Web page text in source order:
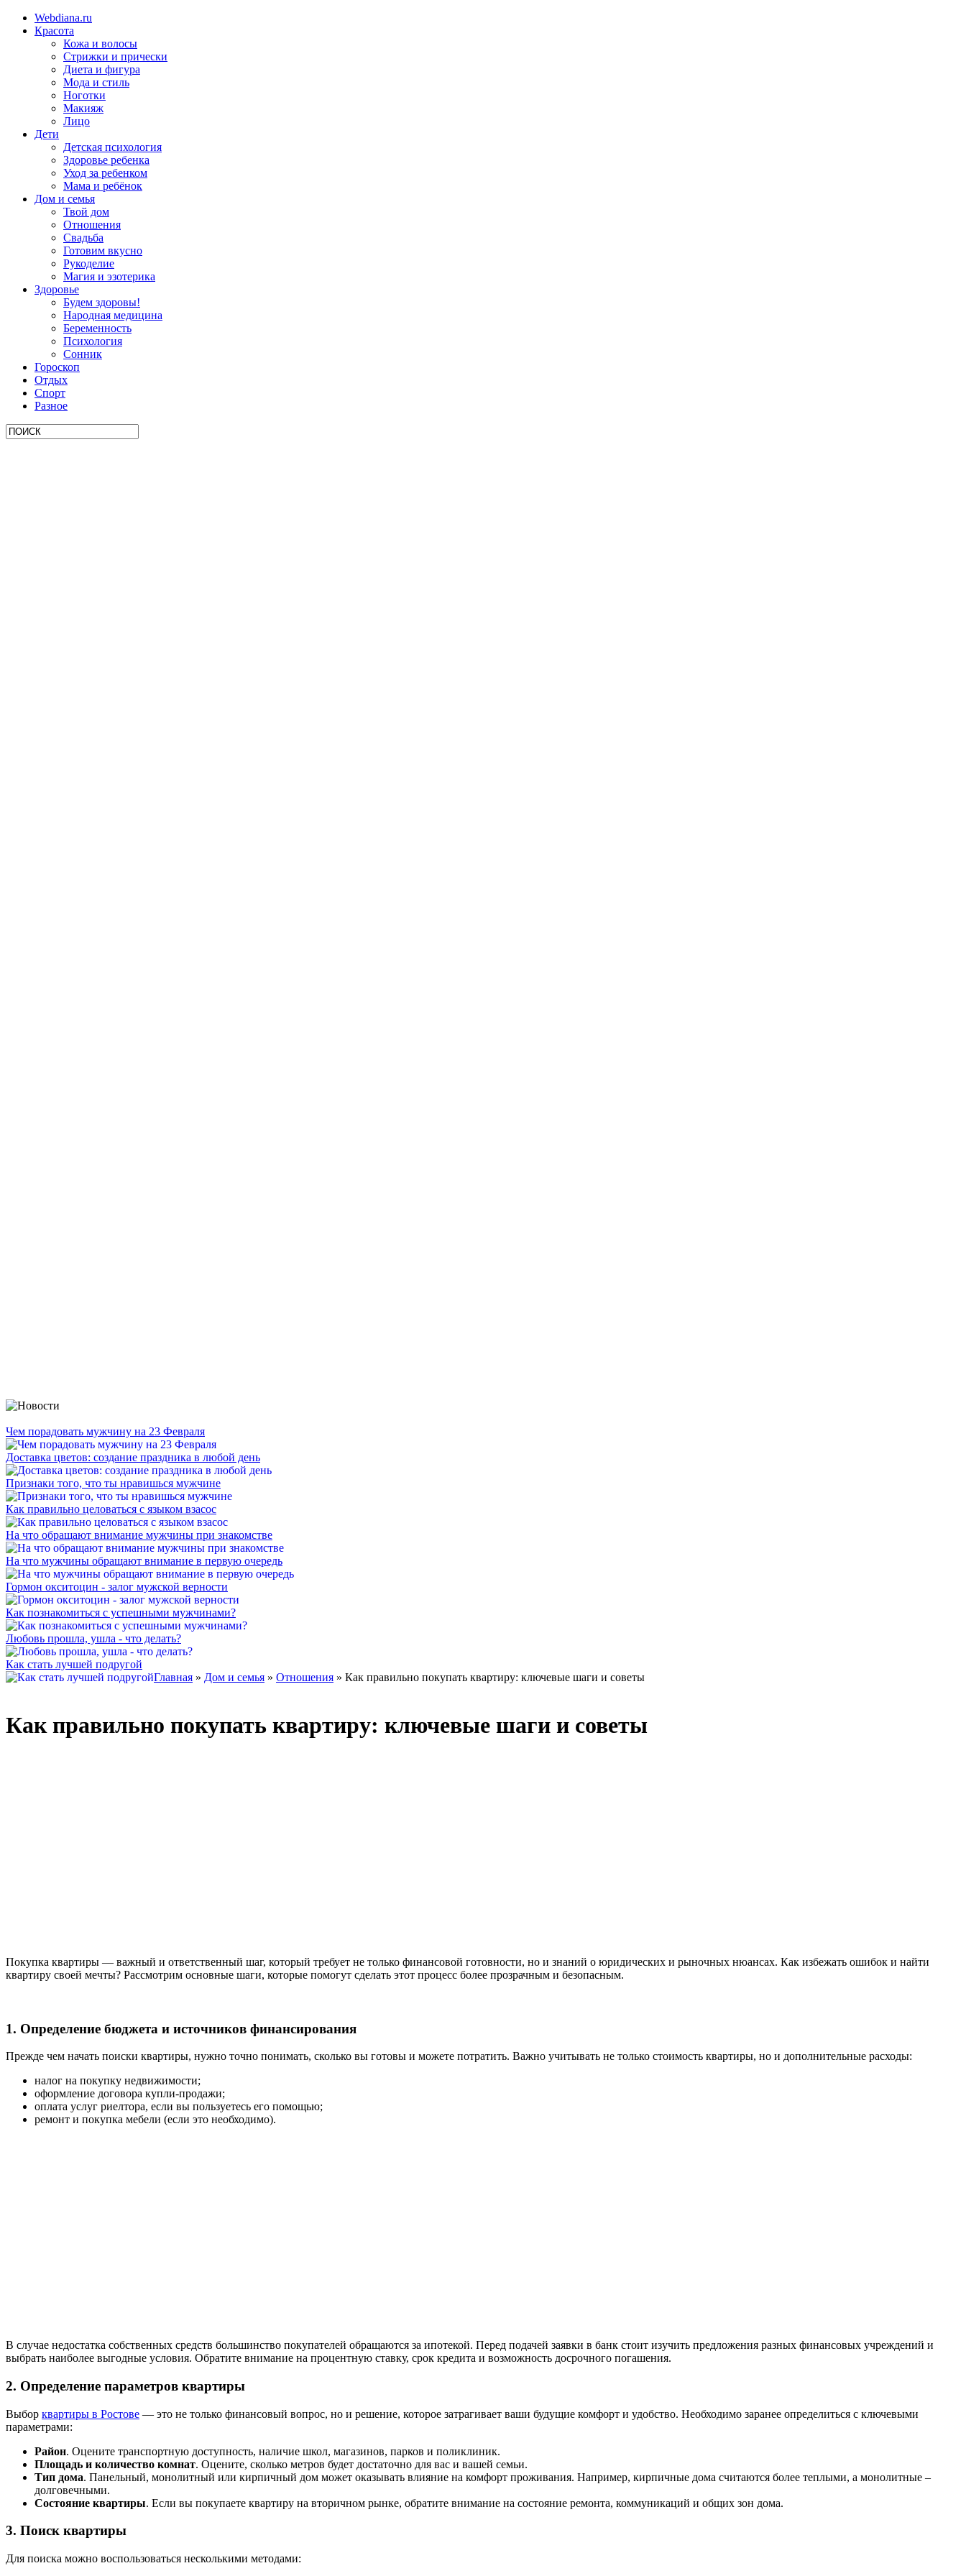
Webdiana.ru
Красота
Кожа и волосы
Стрижки и прически
Диета и фигура
Мода и стиль
Ноготки
Макияж
Лицо
Дети
Детская психология
Здоровье ребенка
Уход за ребенком
Мама и ребёнок
Дом и семья
Твой дом
Отношения
Свадьба
Готовим вкусно
Рукоделие
Магия и эзотерика
Здоровье
Будем здоровы!
Народная медицина
Беременность
Психология
Сонник
Гороскоп
Отдых
Спорт
Разное
Чем порадовать мужчину на 23 Февраля
Доставка цветов: cоздание праздника в любой день
Признаки того, что ты нравишься мужчине
Как правильно целоваться с языком взасос
На что обращают внимание мужчины при знакомстве
На что мужчины обращают внимание в первую очередь
Гормон окситоцин - залог мужской верности
Как познакомиться с успешными мужчинами?
Любовь прошла, ушла - что делать?
Как стать лучшей подругой
Главная » Дом и семья » Отношения » Как правильно покупать квартиру: ключевые шаги и советы
Как правильно покупать квартиру: ключевые шаги и советы
Покупка квартиры — важный и ответственный шаг, который требует не только финансовой готовности, но и знаний о юридических и рыночных нюансах. Как избежать ошибок и найти
квартиру своей мечты? Рассмотрим основные шаги, которые помогут сделать этот процесс более прозрачным и безопасным.
1. Определение бюджета и источников финансирования
Прежде чем начать поиски квартиры, нужно точно понимать, сколько вы готовы и можете потратить. Важно учитывать не только стоимость квартиры, но и дополнительные расходы:
налог на покупку недвижимости;
оформление договора купли-продажи;
оплата услуг риелтора, если вы пользуетесь его помощью;
ремонт и покупка мебели (если это необходимо).
В случае недостатка собственных средств большинство покупателей обращаются за ипотекой. Перед подачей заявки в банк стоит изучить предложения разных финансовых учреждений и
выбрать наиболее выгодные условия. Обратите внимание на процентную ставку, срок кредита и возможность досрочного погашения.
2. Определение параметров квартиры
Выбор квартиры в Ростове — это не только финансовый вопрос, но и решение, которое затрагивает ваши будущие комфорт и удобство. Необходимо заранее определиться с ключевыми
параметрами:
Район. Оцените транспортную доступность, наличие школ, магазинов, парков и поликлиник.
Площадь и количество комнат. Оцените, сколько метров будет достаточно для вас и вашей семьи.
Тип дома. Панельный, монолитный или кирпичный дом может оказывать влияние на комфорт проживания. Например, кирпичные дома считаются более теплыми, а монолитные –
долговечными.
Состояние квартиры. Если вы покупаете квартиру на вторичном рынке, обратите внимание на состояние ремонта, коммуникаций и общих зон дома.
3. Поиск квартиры
Для поиска можно воспользоваться несколькими методами: